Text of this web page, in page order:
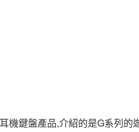
機鍵盤產品,介紹的是G系列